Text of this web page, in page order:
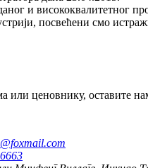
и висококвалитетног
посвећени смо
ценовнику, оставите